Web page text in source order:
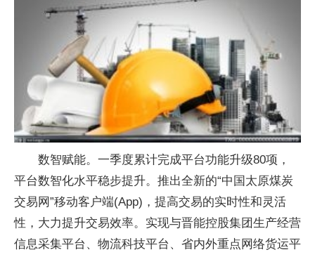
数智赋能。一季度累计完成平台功能升级80项，
平台数智化水平稳步提升。推出全新的“中国太原煤炭
交易网”移动客户端(App)，提高交易的实时性和灵活
性，大力提升交易效率。实现与晋能控股集团生产经营
信息采集平台、物流科技平台、省内外重点网络货运平